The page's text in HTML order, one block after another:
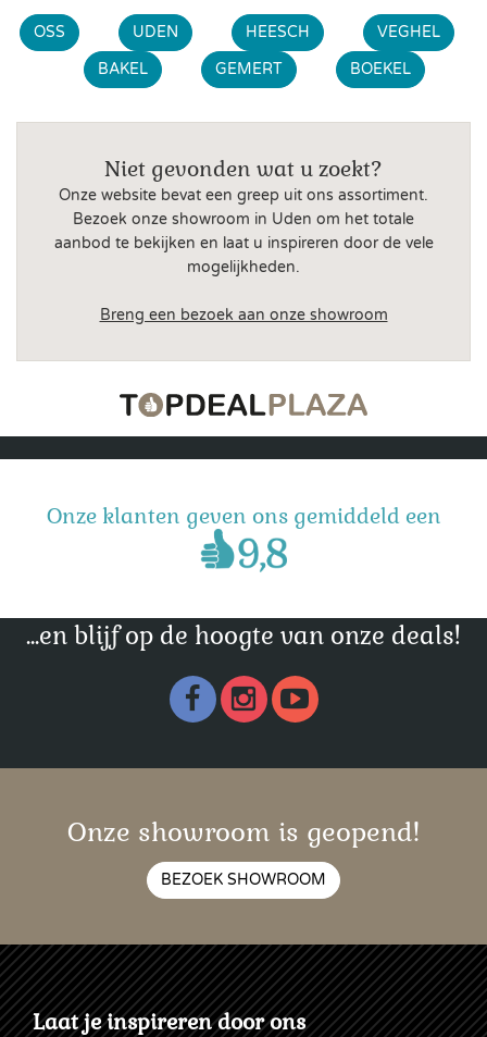
OSS UDEN HEESCH
VEGHEL
BAKEL
GEMERT BOEKEL
Niet gevonden wat u zoekt?
Onze website bevat een greep uit ons assortiment.
Bezoek onze showroom in Uden om het totale
aanbod te bekijken en laat u inspireren door de vele
mogelijkheden.
Breng een bezoek aan onze showroom
Onze klanten geven ons gemiddeld een
...en blijf op de hoogte van onze deals!
Onze showroom is geopend!
BEZOEK SHOWROOM
Laat je inspireren door ons